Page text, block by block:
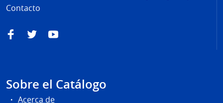
Contacto
FacebookTwitterYouTube
Sobre el Catálogo
Acerca de